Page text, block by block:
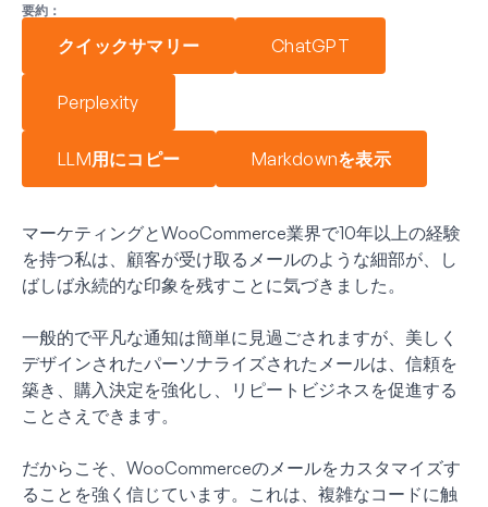
要約：
クイックサマリー ChatGPT
Perplexity
LLM用にコピー Markdownを表示
マーケティングとWooCommerce業界で10年以上の経験
を持つ私は、顧客が受け取るメールのような細部が、し
ばしば永続的な印象を残すことに気づきました。
一般的で平凡な通知は簡単に見過ごされますが、美しく
デザインされたパーソナライズされたメールは、信頼を
築き、購入決定を強化し、リピートビジネスを促進する
ことさえできます。
だからこそ、WooCommerceのメールをカスタマイズす
ることを強く信じています。これは、複雑なコードに触